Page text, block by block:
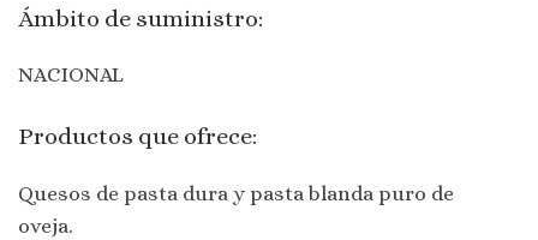
Ámbito de suministro:
NACIONAL
Productos que ofrece:
Quesos de pasta dura y pasta blanda puro de
oveja.